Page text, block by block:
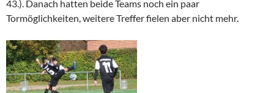
43.). Danach hatten beide Teams noch ein paar
Tormöglichkeiten, weitere Treffer fielen aber nicht mehr.